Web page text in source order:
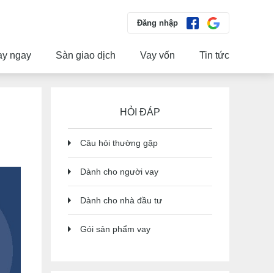
Đăng nhập
ngay Sàn giao dịch Vay vốn Tin tức
HỎI ĐÁP
Câu hỏi thường gặp
Dành cho người vay
Dành cho nhà đầu tư
Gói sản phẩm vay